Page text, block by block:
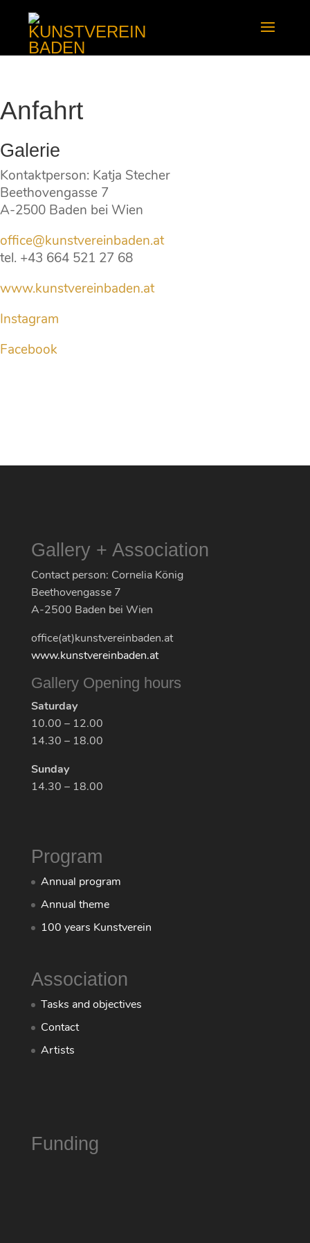
Anfahrt
Galerie
Kontaktperson: Katja Stecher
Beethovengasse 7
A-2500 Baden bei Wien
office@kunstvereinbaden.at
tel. +43 664 521 27 68
www.kunstvereinbaden.at
Instagram
Facebook
Gallery + Association
Contact person: Cornelia König
Beethovengasse 7
A-2500 Baden bei Wien
office(at)kunstvereinbaden.at
www.kunstvereinbaden.at
Gallery Opening hours
Saturday
10.00 – 12.00
14.30 – 18.00
Sunday
14.30 – 18.00
Program
Annual program
Annual theme
100 years Kunstverein
Association
Tasks and objectives
Contact
Artists
Funding